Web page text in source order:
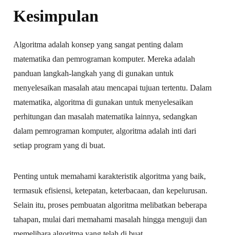
Kesimpulan
Algoritma adalah konsep yang sangat penting dalam
matematika dan pemrograman komputer. Mereka adalah
panduan langkah-langkah yang di gunakan untuk
menyelesaikan masalah atau mencapai tujuan tertentu. Dalam
matematika, algoritma di gunakan untuk menyelesaikan
perhitungan dan masalah matematika lainnya, sedangkan
dalam pemrograman komputer, algoritma adalah inti dari
setiap program yang di buat.
Penting untuk memahami karakteristik algoritma yang baik,
termasuk efisiensi, ketepatan, keterbacaan, dan kepelurusan.
Selain itu, proses pembuatan algoritma melibatkan beberapa
tahapan, mulai dari memahami masalah hingga menguji dan